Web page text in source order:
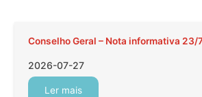
Conselho Geral – Nota informativa
2026-07-27
Ler mais